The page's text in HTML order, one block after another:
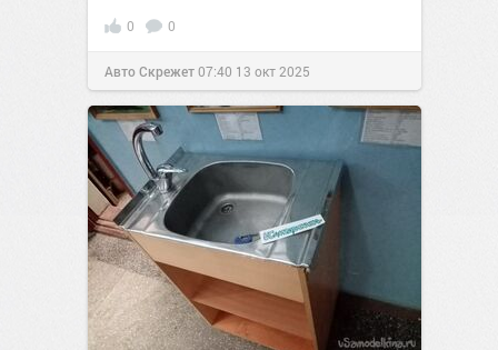
0 0
Авто Скрежет07:40 13 окт 2025